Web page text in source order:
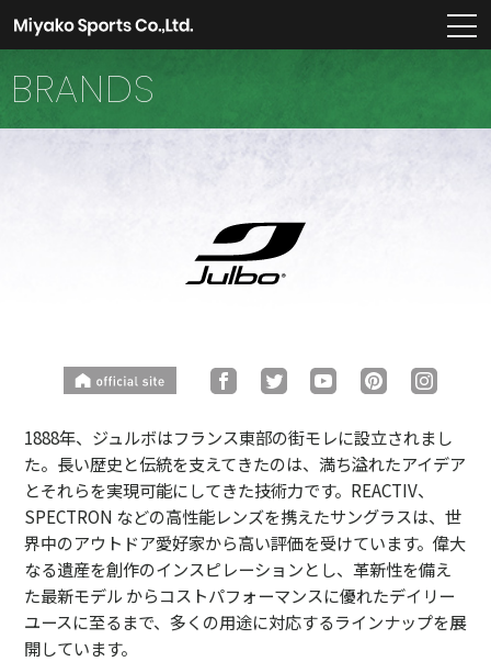
BRANDS
1888年、ジュルボはフランス東部の街モレに設立されまし
た。長い歴史と伝統を支えてきたのは、満ち溢れたアイデア
とそれらを実現可能にしてきた技術力です。REACTIV、
SPECTRON などの高性能レンズを携えたサングラスは、世
界中のアウトドア愛好家から高い評価を受けています。偉大
なる遺産を創作のインスピレーションとし、革新性を備え
た最新モデル からコストパフォーマンスに優れたデイリー
ユースに至るまで、多くの用途に対応するラインナップを展
開しています。